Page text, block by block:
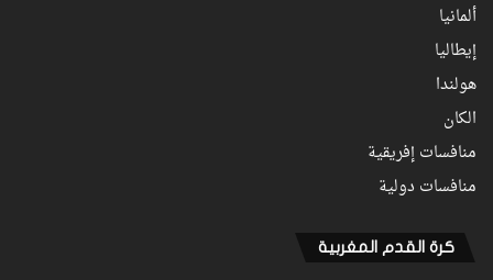
ألمانيا
إيطاليا
هولندا
الكان
منافسات إفريقية
منافسات دولية
كرة القدم المغربية